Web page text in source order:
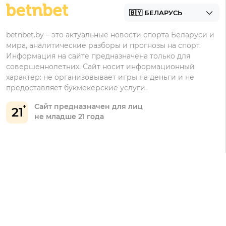
Бонусы Бетера
Бонусы Винлайн
Марафонбет
21
Сайт предназначен для лиц
не младше 21 года
betnbet.by – это актуальные новости спорта Беларуси и
мира, аналитические разборы и прогнозы на спорт.
Информация на сайте предназначена только для
совершеннолетних. Сайт носит информационный
характер: не организовывает игры на деньги и не
предоставляет букмекерские услуги.